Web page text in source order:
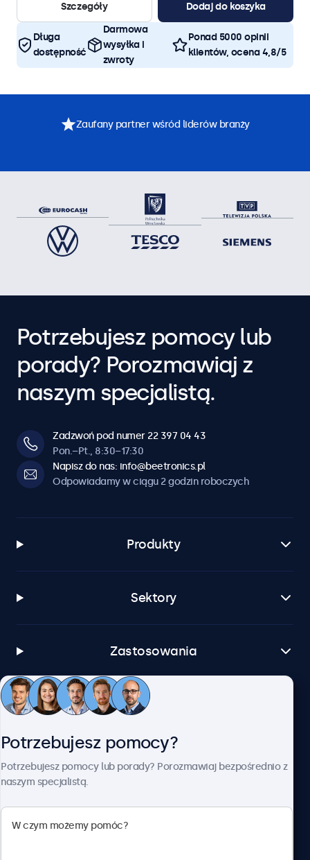
Szczegóły
Dodaj do koszyka
Długa
dostępność
Darmowa
wysyłka i
zwroty
Ponad 5000 opinii
klientów, ocena 4,8/5
Zaufany partner wśród liderów branży
Potrzebujesz pomocy lub
porady? Porozmawiaj z
naszym specjalistą.
Zadzwoń pod numer 22 397 04 43
Pon.–Pt., 8:30–17:30
Napisz do nas: info@beetronics.pl
Odpowiadamy w ciągu 2 godzin roboczych
Produkty
Sektory
Zastosowania
Obsługa klienta
Potrzebujesz pomocy?
Potrzebujesz pomocy lub porady? Porozmawiaj bezpośrednio z
naszym specjalistą.